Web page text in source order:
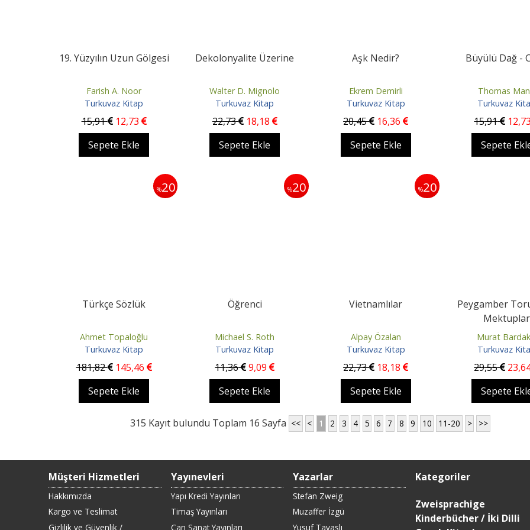
19. Yüzyılın Uzun Gölgesi
Farish A. Noor
Turkuvaz Kitap
15,91 12,73
Sepete Ekle
Dekolonyalite Üzerine
Walter D. Mignolo
Turkuvaz Kitap
22,73 18,18
Sepete Ekle
Aşk Nedir?
Ekrem Demirli
Turkuvaz Kitap
20,45 16,36
Sepete Ekle
Büyülü Dağ -
Thomas
Turkuvaz
15,91 12,73
Sepete
%20
Türkçe Sözlük
Ahmet Topaloğlu
Turkuvaz Kitap
181,82 145,46
Sepete Ekle
%20
Öğrenci
Michael S. Roth
Turkuvaz Kitap
11,36 9,09
Sepete Ekle
%20
Vietnamlılar
Alpay Özalan
Turkuvaz Kitap
22,73 18,18
Sepete Ekle
Peygamber
Mektuplar
Murat
Turkuvaz
29,55 23
Sepete
315 Kayıt bulundu Toplam 16 Sayfa << < 1 2 3 4 5 6 7 8 9 10 11-20 > >>
Müşteri Hizmetleri
Hakkımızda
Kargo ve Teslimat
Gizlilik ve Güvenlik /
Yayınevleri
Yapı Kredi Yayınları
Timaş Yayınları
Can Sanat Yayınları
Yazarlar
Stefan Zweig
Muzaffer İzgü
Yusuf Tavaslı
Kategoriler
Zweisprachige
Kinderbücher / İki Dilli